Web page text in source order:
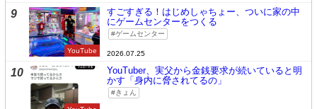
9
YouTube
すごすぎる！はじめしゃちょー、ついに家の中
にゲームセンターをつくる
ゲームセンター
2026.07.25
10
YouTuber、実父から金銭要求が続いていると明
かす「身内に脅されてるの」
きょん